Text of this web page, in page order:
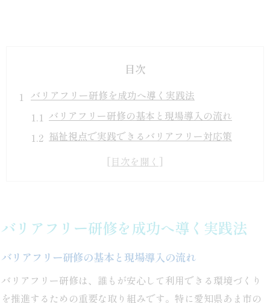
目次
バリアフリー研修を成功へ導く実践法
バリアフリー研修の基本と現場導入の流れ
福祉視点で実践できるバリアフリー対応策
障害福祉課と連携したバリアフリー推進法
現場で即実践できるバリアフリー知識集
バリアフリー研修で学ぶ配慮の基本事項
障害福祉課の支援制度と現場活用法
コミュニケーション向上のバリアフリー手法
バリアフリー研修を成功へ導く実践法
バリアフリー研修の基本と現場導入の流れ
バリアフリー研修は、誰もが安心して利用できる環境づくり
を推進するための重要な取り組みです。特に愛知県あま市の